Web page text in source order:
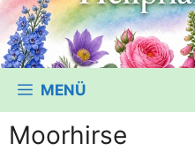
MENÜ
Moorhirse